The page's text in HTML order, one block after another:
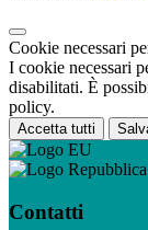
Cookie necessari
I cookie necessari
disabilitati. È
policy.
Accetta tutti
Contatti